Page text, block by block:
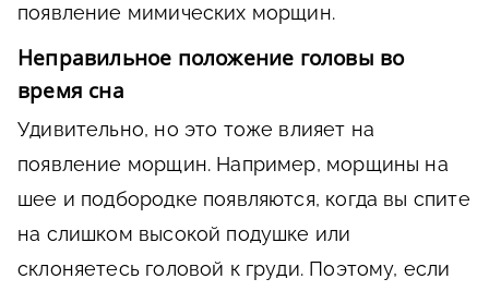
появление мимических морщин.
Неправильное положение головы во
время сна
Удивительно, но это тоже влияет на
появление морщин. Например, морщины на
шее и подбородке появляются, когда вы спите
на слишком высокой подушке или
склоняетесь головой к груди. Поэтому, если